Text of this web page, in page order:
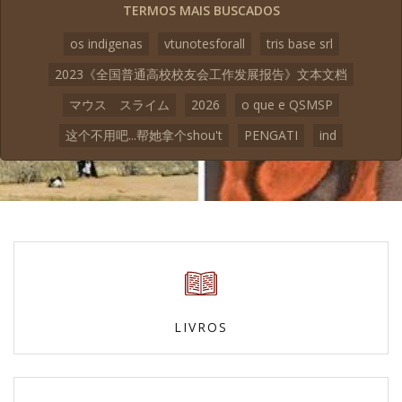
TERMOS MAIS BUSCADOS
os indigenas
vtunotesforall
tris base srl
2023《全国普通高校校友会工作发展报告》文本文档
マウス スライム
2026
o que e QSMSP
这个不用吧...帮她拿个shou't
PENGATI ind
LIVROS